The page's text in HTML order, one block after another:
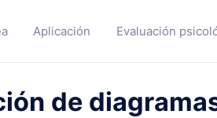
Aplicación Evaluación
de